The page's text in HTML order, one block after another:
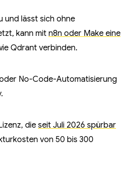
und lässt sich ohne
kann mit n8n oder Make eine
Qdrant verbinden.
No-Code-Automatisierung
die seit Juli 2026 spürbar
von 50 bis 300